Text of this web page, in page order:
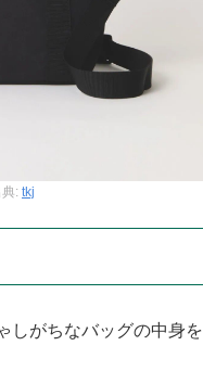
: tkj
がちなバッグの中身